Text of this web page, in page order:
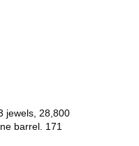
jewels, 28,800
barrel. 171